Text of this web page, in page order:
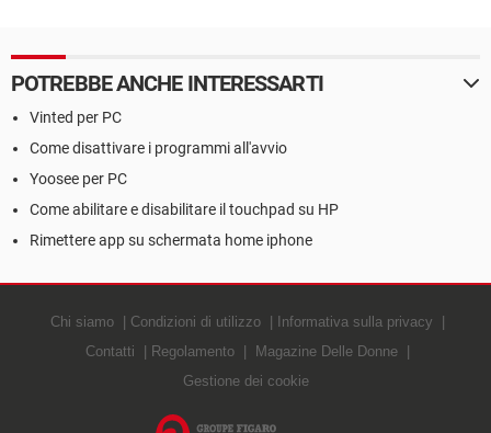
POTREBBE ANCHE INTERESSARTI
Vinted per PC
Come disattivare i programmi all'avvio
Yoosee per PC
Come abilitare e disabilitare il touchpad su HP
Rimettere app su schermata home iphone
Chi siamo Condizioni di utilizzo
Informativa sulla privacy
Contatti
Regolamento
Magazine Delle Donne
Gestione dei cookie